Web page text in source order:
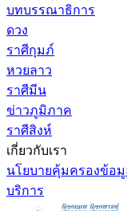
บทบรรณาธิการ
ดวง
ราศีกุมภ์
หวยลาว
ราศีมีน
ข่าวภูมิภาค
ราศีสิงห์
เกี่ยวกับเรา
นโยบายคุ้มครองข้อ
บริการ